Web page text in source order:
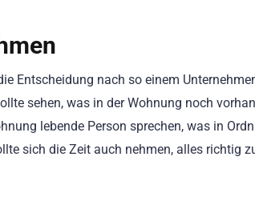
Entscheidung nach so einem
sehen, was in der Wohnung noch
lebende Person sprechen, was in
sich die Zeit auch nehmen, alles richtig